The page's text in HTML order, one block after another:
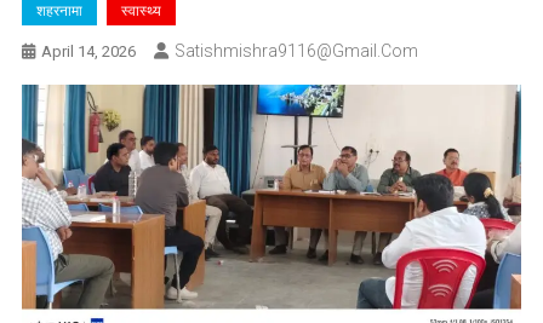
शहरनामा
स्वास्थ्य
April 14, 2026 Satishmishra9116@gmail.com